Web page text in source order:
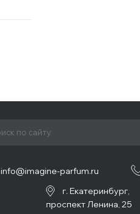
info@imagine-parfum.ru
г. Екатеринбург,
проспект Ленина, 25